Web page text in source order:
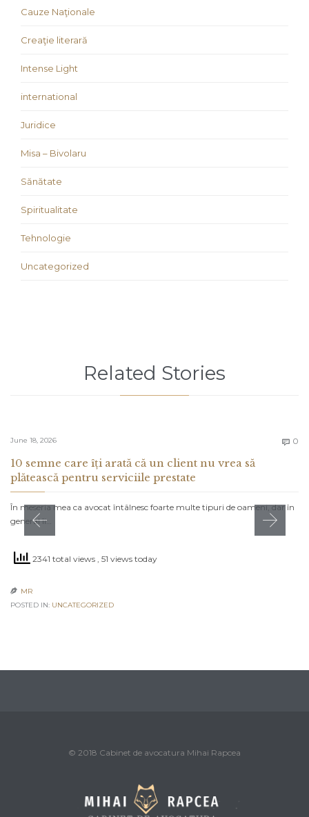
Cauze Naţionale
Creaţie literară
Intense Light
international
Juridice
Misa – Bivolaru
Sănătate
Spiritualitate
Tehnologie
Uncategorized
Related Stories
June 18, 2026  0
10 semne care îți arată că un client nu vrea să
plătească pentru serviciile prestate
În meseria mea ca avocat întâlnesc foarte multe tipuri de oameni, dar în
general îi…
2341 total views , 51 views today
 MR
POSTED IN: UNCATEGORIZED
© 2018 Cabinet de avocatura Mihai Rapcea